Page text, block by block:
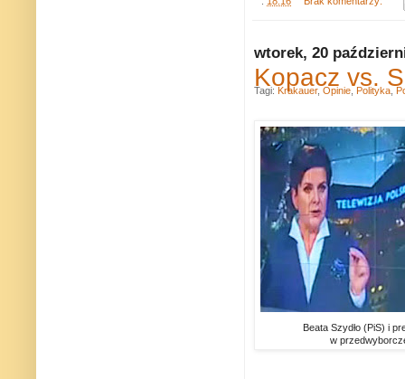
wtorek, 20
Kopacz vs.
Beata Szydło (PiS) i
w
Tagi: Krakauer, Opinie Polityka